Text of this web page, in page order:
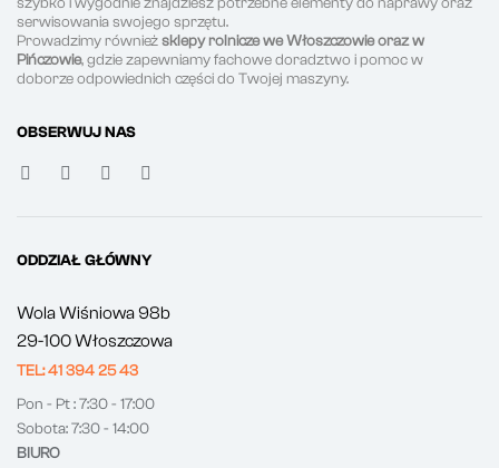
szybko i wygodnie znajdziesz potrzebne elementy do naprawy oraz
serwisowania swojego sprzętu.
Prowadzimy równieżsklepy rolnicze we Włoszczowie oraz w
Pińczowie, gdzie zapewniamy fachowe doradztwo i pomoc w
doborze odpowiednich części do Twojej maszyny.
OBSERWUJ NAS
ODDZIAŁ GŁÓWNY
Wola Wiśniowa 98b
29-100 Włoszczowa
TEL: 41 394 25 43
Pon - Pt : 7:30 - 17:00
Sobota: 7:30 - 14:00
BIURO